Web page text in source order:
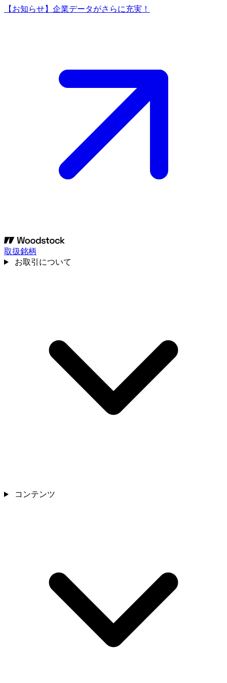
【お知らせ】企業データがさらに充実！
取扱銘柄
お取引について
コンテンツ